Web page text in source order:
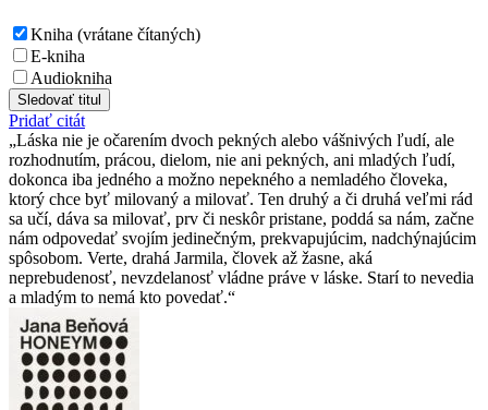
Kniha (vrátane čítaných)
E-kniha
Audiokniha
Sledovať titul
Pridať citát
Láska nie je očarením dvoch pekných alebo vášnivých ľudí, ale
rozhodnutím, prácou, dielom, nie ani pekných, ani mladých ľudí,
dokonca iba jedného a možno nepekného a nemladého človeka,
ktorý chce byť milovaný a milovať. Ten druhý a či druhá veľmi rád
sa učí, dáva sa milovať, prv či neskôr pristane, poddá sa nám, začne
nám odpovedať svojím jedinečným, prekvapujúcim, nadchýnajúcim
spôsobom. Verte, drahá Jarmila, človek až žasne, aká
neprebudenosť, nevzdelanosť vládne práve v láske. Starí to nevedia
a mladým to nemá kto povedať.